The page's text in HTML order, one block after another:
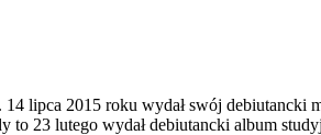
lipca 2015 roku wydał swój
to 23 lutego wydał debiutancki album